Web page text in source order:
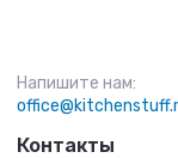
Напишите нам:
Контакты